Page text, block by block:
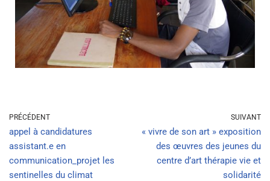
PRÉCÉDENT
appel à candidatures
assistant.e en
communication_projet les
sentinelles du climat
SUIVANT
« vivre de son art » exposition
des œuvres des jeunes du
centre d’art thérapie vie et
solidarité